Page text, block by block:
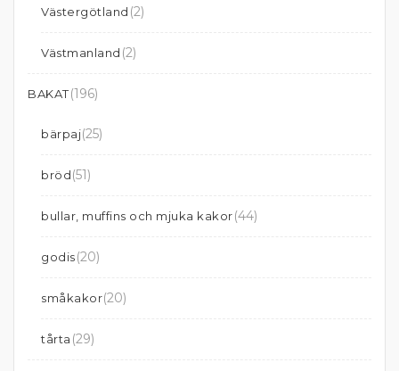
Västergötland (2)
Västmanland (2)
BAKAT(196)
bärpaj(25)
bröd(51)
bullar, muffins och mjuka kakor(44)
godis(20)
småkakor(20)
tårta (29)